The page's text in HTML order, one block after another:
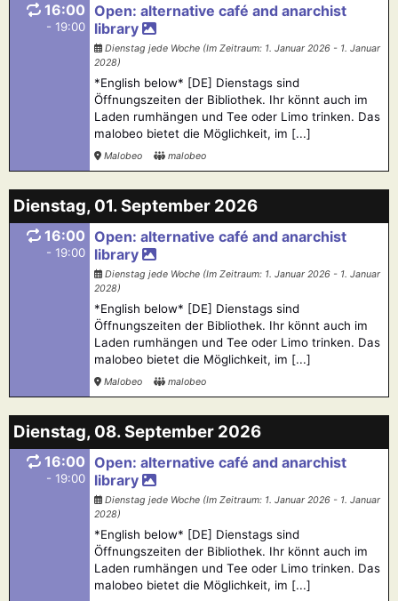
16:00
- 19:00
Open: alternative café and anarchist
library
Dienstag jede Woche (Im Zeitraum: 1. Januar 2026 - 1. Januar
2028)
*English below* [DE] Dienstags sind
Öffnungszeiten der Bibliothek. Ihr könnt auch im
Laden rumhängen und Tee oder Limo trinken. Das
malobeo bietet die Möglichkeit, im [...]
Malobeo malobeo
Dienstag, 01. September 2026
16:00
- 19:00
Open: alternative café and anarchist
library
Dienstag jede Woche (Im Zeitraum: 1. Januar 2026 - 1. Januar
2028)
*English below* [DE] Dienstags sind
Öffnungszeiten der Bibliothek. Ihr könnt auch im
Laden rumhängen und Tee oder Limo trinken. Das
malobeo bietet die Möglichkeit, im [...]
Malobeo malobeo
Dienstag, 08. September 2026
16:00
- 19:00
Open: alternative café and anarchist
library
Dienstag jede Woche (Im Zeitraum: 1. Januar 2026 - 1. Januar
2028)
*English below* [DE] Dienstags sind
Öffnungszeiten der Bibliothek. Ihr könnt auch im
Laden rumhängen und Tee oder Limo trinken. Das
malobeo bietet die Möglichkeit, im [...]